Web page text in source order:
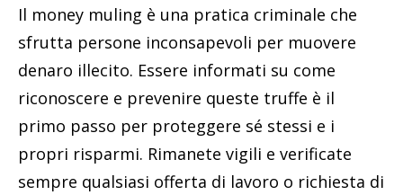
Il money muling è una pratica criminale che
sfrutta persone inconsapevoli per muovere
denaro illecito. Essere informati su come
riconoscere e prevenire queste truffe è il
primo passo per proteggere sé stessi e i
propri risparmi. Rimanete vigili e verificate
sempre qualsiasi offerta di lavoro o richiesta di